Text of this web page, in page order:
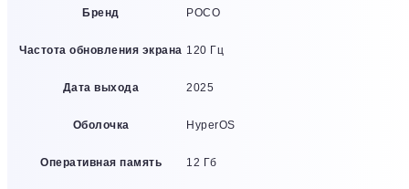
Бренд POCO
Частота обновления экрана 120 Гц
Дата выхода 2025
Оболочка HyperOS
Оперативная память 12 Гб